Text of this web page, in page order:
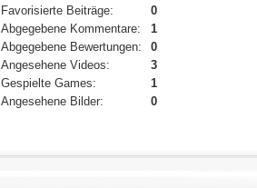
Favorisierte Beiträge:
0
Abgegebene Kommentare:
1
Abgegebene Bewertungen:
0
Angesehene Videos:
3
Gespielte Games:
1
Angesehene Bilder:
0